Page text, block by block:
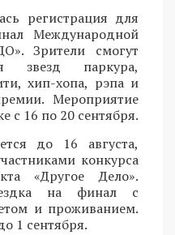
регистрация для
Международной
Зрители смогут
звезд паркура,
хип-хопа, рэпа и
Мероприятие
с 16 по 20 сентября.
до 16 августа,
конкурса
«Другое Дело».
на финал с
и проживанием.
1 сентября.